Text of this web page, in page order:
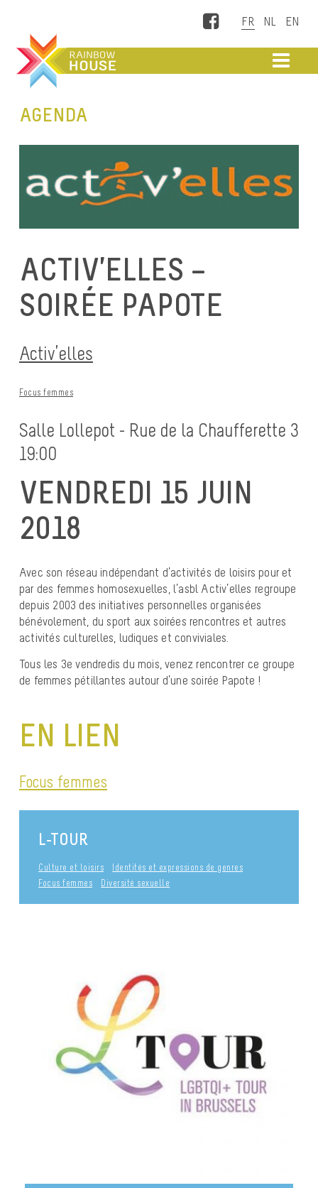
Facebook
AGENDA
ACTIV’ELLES –
SOIRÉE PAPOTE
Activ’elles
Focus femmes
Salle Lollepot - Rue de la Chaufferette 3
19:00
VENDREDI 15 JUIN
2018
Avec son réseau indépendant d’activités de loisirs pour et
par des femmes homosexuelles, l’asbl Activ’elles regroupe
depuis 2003 des initiatives personnelles organisées
bénévolement, du sport aux soirées rencontres et autres
activités culturelles, ludiques et conviviales.
Tous les 3e vendredis du mois, venez rencontrer ce groupe
de femmes pétillantes autour d’une soirée Papote !
EN LIEN
Focus femmes
L-TOUR
Culture et loisirs
Identités et expressions de genres
Focus femmes
Diversité sexuelle